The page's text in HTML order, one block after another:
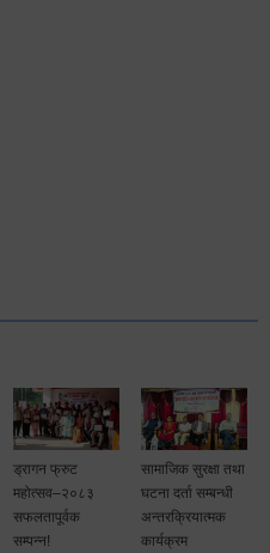
ड्रागन फ्रुट
महोत्सव–२०८३
सफलतापूर्वक
सम्पन्न!
सामाजिक सुरक्षा तथा
घटना दर्ता सम्बन्धी
अन्तरक्रियात्मक
कार्यक्रम